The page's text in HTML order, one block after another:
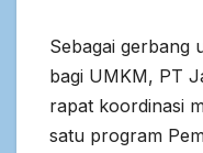
Sebagai gerbang
bagi UMKM, PT
rapat koordinasi
satu program